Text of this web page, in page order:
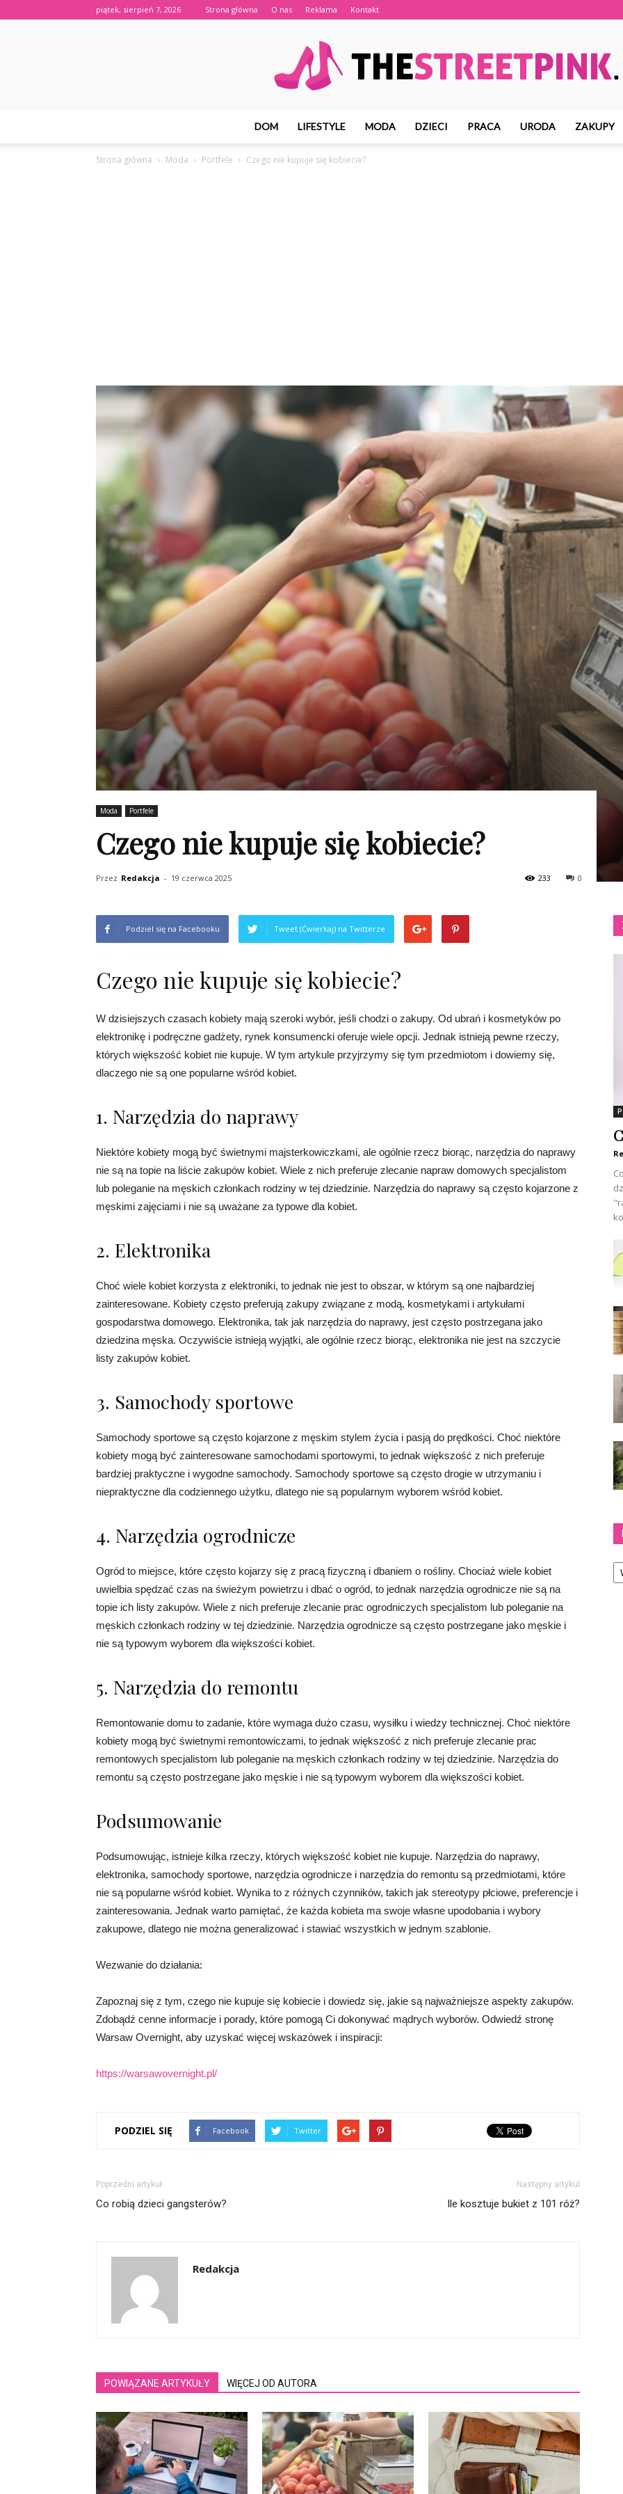
piątek, sierpień 7, 2026 Strona główna O nas Reklama Kontakt
DOM LIFESTYLE MODA DZIECI PRACA URODA ZAKUPY
Strona główna Moda Portfele Czego nie kupuje się kobiecie?
Moda Portfele
Czego nie kupuje się kobiecie?
Przez Redakcja - 19 czerwca 2025 0
233
Podziel się na Facebooku Tweet (Ćwierkaj) na Twitterze
Czego nie kupuje się kobiecie?
W dzisiejszych czasach kobiety mają szeroki wybór, jeśli chodzi o zakupy. Od ubrań i kosmetyków po
elektronikę i podręczne gadżety, rynek konsumencki oferuje wiele opcji. Jednak istnieją pewne rzeczy,
których większość kobiet nie kupuje. W tym artykule przyjrzymy się tym przedmiotom i dowiemy się,
dlaczego nie są one popularne wśród kobiet.
1. Narzędzia do naprawy
Niektóre kobiety mogą być świetnymi majsterkowiczkami, ale ogólnie rzecz biorąc, narzędzia do naprawy
nie są na topie na liście zakupów kobiet. Wiele z nich preferuje zlecanie napraw domowych specjalistom
lub poleganie na męskich członkach rodziny w tej dziedzinie. Narzędzia do naprawy są często kojarzone z
męskimi zajęciami i nie są uważane za typowe dla kobiet.
2. Elektronika
Choć wiele kobiet korzysta z elektroniki, to jednak nie jest to obszar, w którym są one najbardziej
zainteresowane. Kobiety często preferują zakupy związane z modą, kosmetykami i artykułami
gospodarstwa domowego. Elektronika, tak jak narzędzia do naprawy, jest często postrzegana jako
dziedzina męska. Oczywiście istnieją wyjątki, ale ogólnie rzecz biorąc, elektronika nie jest na szczycie
listy zakupów kobiet.
3. Samochody sportowe
Samochody sportowe są często kojarzone z męskim stylem życia i pasją do prędkości. Choć niektóre
kobiety mogą być zainteresowane samochodami sportowymi, to jednak większość z nich preferuje
bardziej praktyczne i wygodne samochody. Samochody sportowe są często drogie w utrzymaniu i
niepraktyczne dla codziennego użytku, dlatego nie są popularnym wyborem wśród kobiet.
4. Narzędzia ogrodnicze
Ogród to miejsce, które często kojarzy się z pracą fizyczną i dbaniem o rośliny. Chociaż wiele kobiet
uwielbia spędzać czas na świeżym powietrzu i dbać o ogród, to jednak narzędzia ogrodnicze nie są na
topie ich listy zakupów. Wiele z nich preferuje zlecanie prac ogrodniczych specjalistom lub poleganie na
męskich członkach rodziny w tej dziedzinie. Narzędzia ogrodnicze są często postrzegane jako męskie i
nie są typowym wyborem dla większości kobiet.
5. Narzędzia do remontu
Remontowanie domu to zadanie, które wymaga dużo czasu, wysiłku i wiedzy technicznej. Choć niektóre
kobiety mogą być świetnymi remontowiczami, to jednak większość z nich preferuje zlecanie prac
remontowych specjalistom lub poleganie na męskich członkach rodziny w tej dziedzinie. Narzędzia do
remontu są często postrzegane jako męskie i nie są typowym wyborem dla większości kobiet.
Podsumowanie
Podsumowując, istnieje kilka rzeczy, których większość kobiet nie kupuje. Narzędzia do naprawy,
elektronika, samochody sportowe, narzędzia ogrodnicze i narzędzia do remontu są przedmiotami, które
nie są popularne wśród kobiet. Wynika to z różnych czynników, takich jak stereotypy płciowe, preferencje i
zainteresowania. Jednak warto pamiętać, że każda kobieta ma swoje własne upodobania i wybory
zakupowe, dlatego nie można generalizować i stawiać wszystkich w jednym szablonie.
Wezwanie do działania:
Zapoznaj się z tym, czego nie kupuje się kobiecie i dowiedz się, jakie są najważniejsze aspekty zakupów.
Zdobądź cenne informacje i porady, które pomogą Ci dokonywać mądrych wyborów. Odwiedź stronę
Warsaw Overnight, aby uzyskać więcej wskazówek i inspiracji:
https://warsawovernight.pl/
PODZIEL SIĘ Facebook Twitter
Poprzedni artykuł
Co robią dzieci gangsterów?
Następny artykuł
Ile kosztuje bukiet z 101 róż?
Redakcja
POWIĄZANE ARTYKUŁY WIĘCEJ OD AUTORA